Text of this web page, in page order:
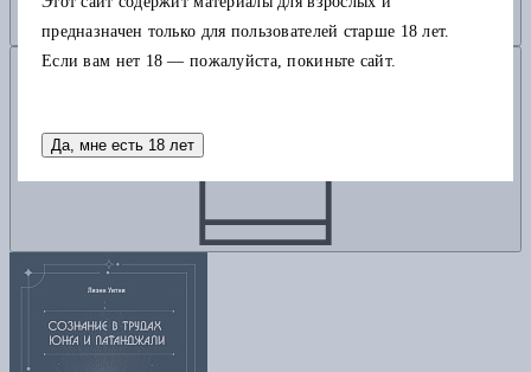
Добавить в корзину
предназначен только для пользователей старше 18 лет.
Если вам нет 18 — пожалуйста, покиньте сайт.
Да, мне есть 18 лет